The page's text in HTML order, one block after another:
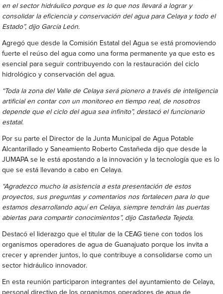
en el sector hidráulico porque es lo que nos llevará a lograr y
consolidar la eficiencia y conservación del agua para Celaya y todo el
Estado”, dijo García León.
Agregó que desde la Comisión Estatal del Agua se está promoviendo
fuerte el reúso del agua como una forma permanente ya que esto es
esencial para seguir contribuyendo con la restauración del ciclo
hidrológico y conservación del agua.
“Toda la zona del Valle de Celaya será pionero a través de inteligencia
artificial en contar con un monitoreo en tiempo real, de nosotros
depende que el ciclo del agua sea infinito”, destacó el funcionario
estatal.
Por su parte el Director de la Junta Municipal de Agua Potable
Alcantarillado y Saneamiento Roberto Castañeda dijo que desde la
JUMAPA se le está apostando a la innovación y la tecnología que es lo
que se está llevando a cabo en Celaya.
“Agradezco mucho la asistencia a esta presentación de estos
proyectos, sus preguntas y comentarios nos fortalecen para lo que
estamos desarrollando aquí en Celaya, siempre tendrán las puertas
abiertas para compartir conocimientos”, dijo Castañeda Tejeda.
Destacó el liderazgo que el titular de la CEAG tiene con todos los
organismos operadores de agua de Guanajuato porque los invita a
crecer y aprender juntos, lo que contribuye a consolidarse como un
sector hidráulico innovador.
En esta reunión participaron integrantes del ayuntamiento de Celaya,
personal directivo de los organismos operadores de agua de